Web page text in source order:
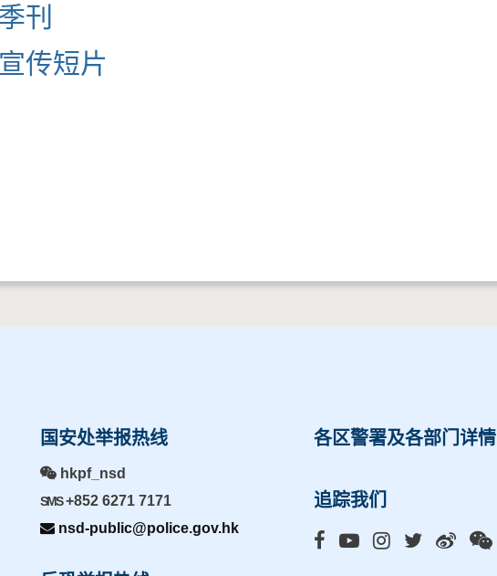
刊
传短片
国安处举报热线
hkpf_nsd
SMS+852 6271 7171
nsd-public@police.gov.hk
各区警署及各部门详情
追踪我们